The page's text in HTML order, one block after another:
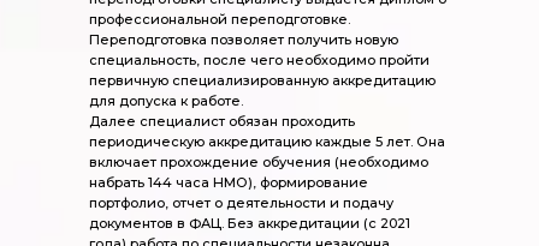
профессиональной переподготовке.
Переподготовка позволяет получить новую
специальность, после чего необходимо пройти
первичную специализированную аккредитацию
для допуска к работе.
Далее специалист обязан проходить
периодическую аккредитацию каждые 5 лет. Она
включает прохождение обучения (необходимо
набрать 144 часа НМО), формирование
портфолио, отчет о деятельности и подачу
документов в ФАЦ. Без аккредитации (с 2021